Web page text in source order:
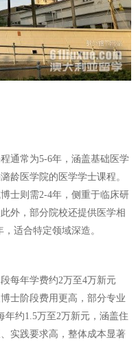
通常为5-6年，涵盖基础医学
龄医学院的医学学士课程。
士则需2-4年，侧重于临床研
外，部分院校还提供医学相
适合特定领域深造。
每年学费约2万至4万新元
士阶段费用更高，部分专业
约1.5万至2万新元，涵盖住
实践要求高，整体成本显著